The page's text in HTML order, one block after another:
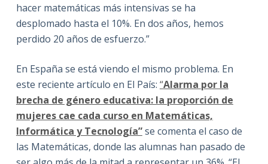
hacer matemáticas más intensivas se ha
desplomado hasta el 10%. En dos años, hemos
perdido 20 años de esfuerzo.”
En España se está viendo el mismo problema. En
este reciente artículo en El País: “Alarma por la
brecha de género educativa: la proporción de
mujeres cae cada curso en Matemáticas,
Informática y Tecnología”se comenta el caso de
las Matemáticas, donde las alumnas han pasado de